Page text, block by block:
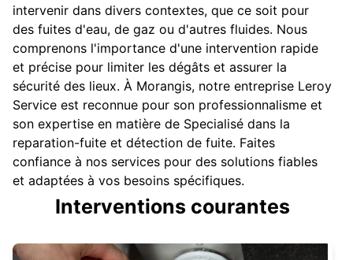
intervenir dans divers contextes, que ce soit pour
des fuites d'eau, de gaz ou d'autres fluides. Nous
comprenons l'importance d'une intervention rapide
et précise pour limiter les dégâts et assurer la
sécurité des lieux. À Morangis, notre entreprise Leroy
Service est reconnue pour son professionnalisme et
son expertise en matière de Specialisé dans la
reparation-fuite et détection de fuite. Faites
confiance à nos services pour des solutions fiables
et adaptées à vos besoins spécifiques.
Interventions courantes